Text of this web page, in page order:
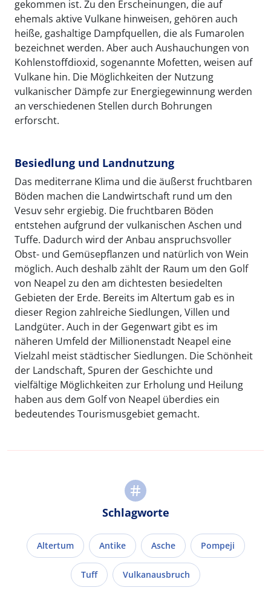
gekommen ist. Zu den Erscheinungen, die auf
ehemals aktive Vulkane hinweisen, gehören auch
heiße, gashaltige Dampfquellen, die als Fumarolen
bezeichnet werden. Aber auch Aushauchungen von
Kohlenstoffdioxid, sogenannte Mofetten, weisen auf
Vulkane hin. Die Möglichkeiten der Nutzung
vulkanischer Dämpfe zur Energiegewinnung werden
an verschiedenen Stellen durch Bohrungen
erforscht.
Besiedlung und Landnutzung
Das mediterrane Klima und die äußerst fruchtbaren
Böden machen die Landwirtschaft rund um den
Vesuv sehr ergiebig. Die fruchtbaren Böden
entstehen aufgrund der vulkanischen Aschen und
Tuffe. Dadurch wird der Anbau anspruchsvoller
Obst- und Gemüsepflanzen und natürlich von Wein
möglich. Auch deshalb zählt der Raum um den Golf
von Neapel zu den am dichtesten besiedelten
Gebieten der Erde. Bereits im Altertum gab es in
dieser Region zahlreiche Siedlungen, Villen und
Landgüter. Auch in der Gegenwart gibt es im
näheren Umfeld der Millionenstadt Neapel eine
Vielzahl meist städtischer Siedlungen. Die Schönheit
der Landschaft, Spuren der Geschichte und
vielfältige Möglichkeiten zur Erholung und Heilung
haben aus dem Golf von Neapel überdies ein
bedeutendes Tourismusgebiet gemacht.
Schlagworte
Altertum Antike Asche Pompeji
Tuff Vulkanausbruch